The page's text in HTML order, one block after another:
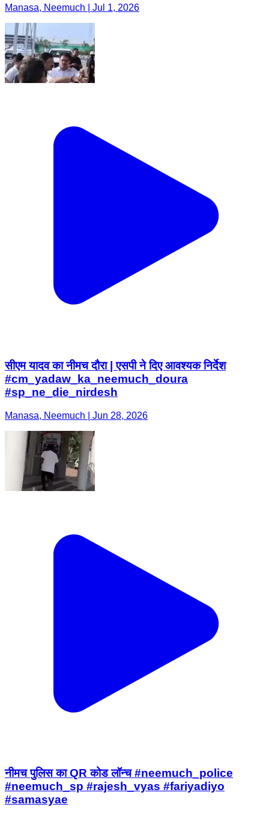
Manasa, Neemuch | Jul 1, 2026
सीएम यादव का नीमच दौरा | एसपी ने दिए आवश्यक निर्देश
#cm_yadaw_ka_neemuch_doura
#sp_ne_die_nirdesh
Manasa, Neemuch | Jun 28, 2026
नीमच पुलिस का QR कोड लॉन्च #neemuch_police
#neemuch_sp #rajesh_vyas #fariyadiyo
#samasyae